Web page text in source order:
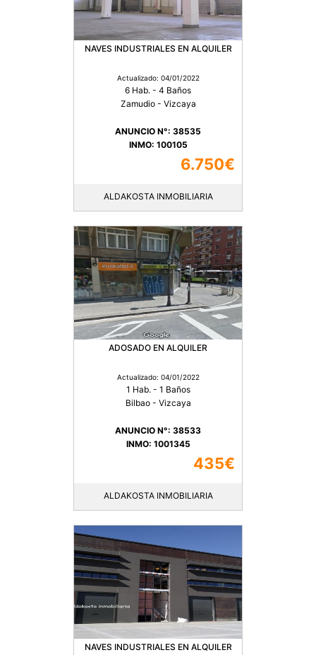
NAVES INDUSTRIALES EN ALQUILER
Actualizado: 04/01/2022
6 Hab. - 4 Baños
Zamudio - Vizcaya
ANUNCIO N°: 38535
INMO: 100105
6.750€
ALDAKOSTA INMOBILIARIA
ADOSADO EN ALQUILER
Actualizado: 04/01/2022
1 Hab. - 1 Baños
Bilbao - Vizcaya
ANUNCIO N°: 38533
INMO: 1001345
435€
ALDAKOSTA INMOBILIARIA
NAVES INDUSTRIALES EN ALQUILER